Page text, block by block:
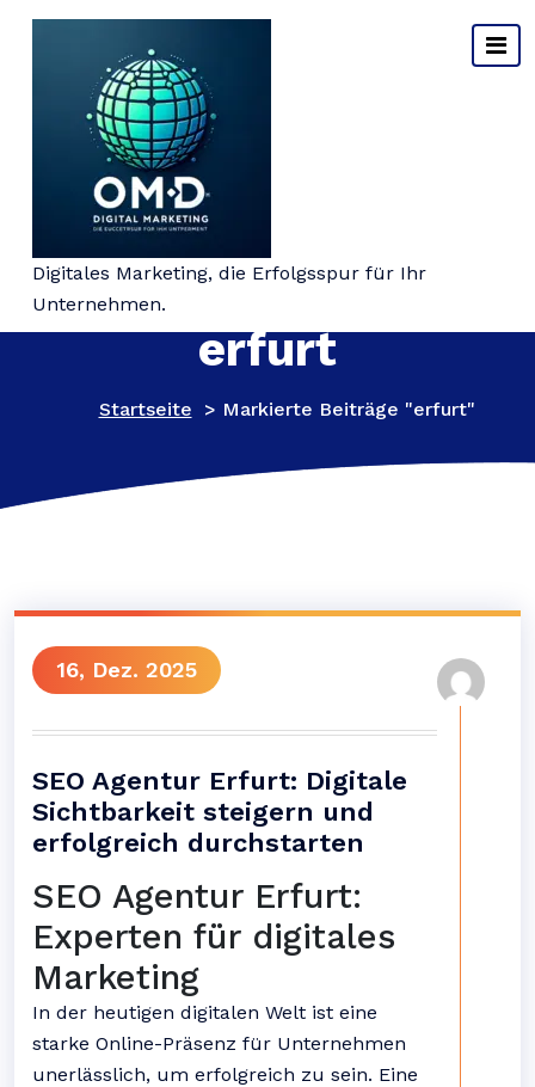
Digitales Marketing, die Erfolgsspur für Ihr
Unternehmen.
Schlagwort-Archiv:
erfurt
Startseite > Markierte Beiträge "erfurt"
16, Dez. 2025
SEO Agentur Erfurt: Digitale
Sichtbarkeit steigern und
erfolgreich durchstarten
SEO Agentur Erfurt:
Experten für digitales
Marketing
In der heutigen digitalen Welt ist eine
starke Online-Präsenz für Unternehmen
unerlässlich, um erfolgreich zu sein. Eine